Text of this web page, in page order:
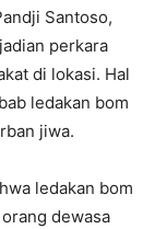
Santoso,
perkara
di lokasi. Hal
ledakan bom
jiwa.
ledakan bom
dewasa